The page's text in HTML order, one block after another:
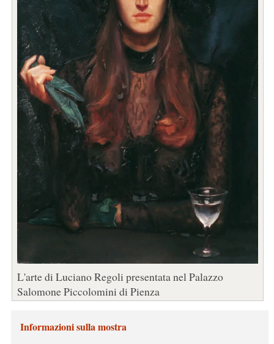
L'arte di Luciano Regoli presentata nel Palazzo
Salomone Piccolomini di Pienza
Informazioni sulla mostra